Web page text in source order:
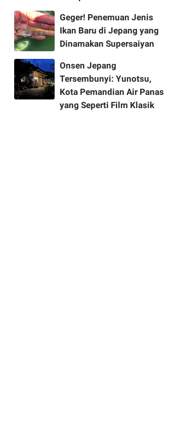
Geger! Penemuan Jenis
Ikan Baru di Jepang yang
Dinamakan Supersaiyan
Onsen Jepang
Tersembunyi: Yunotsu,
Kota Pemandian Air Panas
yang Seperti Film Klasik